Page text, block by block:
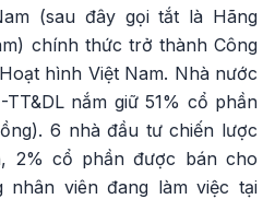
(sau đây gọi tắt là Hãng
chính thức trở thành Công
hình Việt Nam. Nhà nước
nắm giữ 51% cổ phần
6 nhà đầu tư chiến lược
2% cổ phần được bán cho
nhân viên đang làm việc tại